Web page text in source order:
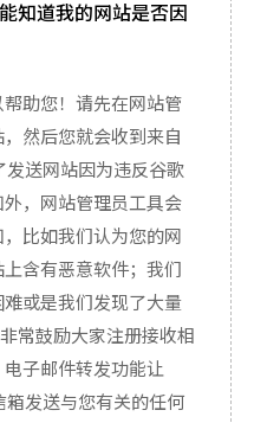
知道我的网站是否因
助您！请先在网站管
然后您就会收到来自
发送网站因为违反谷歌
，网站管理员工具会
比如我们认为您的网
含有恶意软件；我们
或是我们发现了大量
常鼓励大家注册接收相
子邮件转发功能让
箱发送与您有关的任何